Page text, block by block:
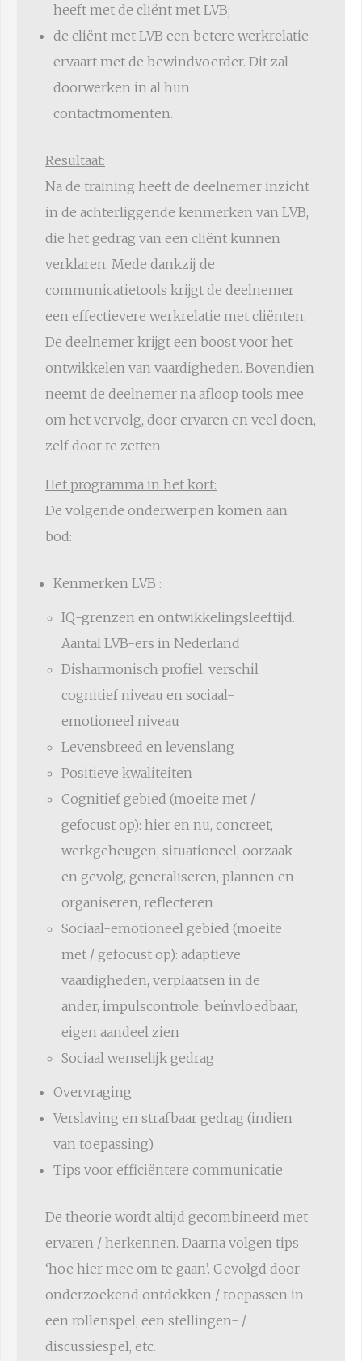
heeft met de cliënt met LVB;
de cliënt met LVB een betere werkrelatie
ervaart met de bewindvoerder. Dit zal
doorwerken in al hun
contactmomenten.
Resultaat:
Na de training heeft de deelnemer inzicht
in de achterliggende kenmerken van LVB,
die het gedrag van een cliënt kunnen
verklaren. Mede dankzij de
communicatietools krijgt de deelnemer
een effectievere werkrelatie met cliënten.
De deelnemer krijgt een boost voor het
ontwikkelen van vaardigheden. Bovendien
neemt de deelnemer na afloop tools mee
om het vervolg, door ervaren en veel doen,
zelf door te zetten.
Het programma in het kort:
De volgende onderwerpen komen aan
bod:
Kenmerken LVB :
IQ-grenzen en ontwikkelingsleeftijd.
Aantal LVB-ers in Nederland
Disharmonisch profiel: verschil
cognitief niveau en sociaal-
emotioneel niveau
Levensbreed en levenslang
Positieve kwaliteiten
Cognitief gebied (moeite met /
gefocust op): hier en nu, concreet,
werkgeheugen, situationeel, oorzaak
en gevolg, generaliseren, plannen en
organiseren, reflecteren
Sociaal-emotioneel gebied (moeite
met / gefocust op): adaptieve
vaardigheden, verplaatsen in de
ander, impulscontrole, beïnvloedbaar,
eigen aandeel zien
Sociaal wenselijk gedrag
Overvraging
Verslaving en strafbaar gedrag (indien
van toepassing)
Tips voor efficiëntere communicatie
De theorie wordt altijd gecombineerd met
ervaren / herkennen. Daarna volgen tips
‘hoe hier mee om te gaan’. Gevolgd door
onderzoekend ontdekken / toepassen in
een rollenspel, een stellingen- /
discussiespel, etc.